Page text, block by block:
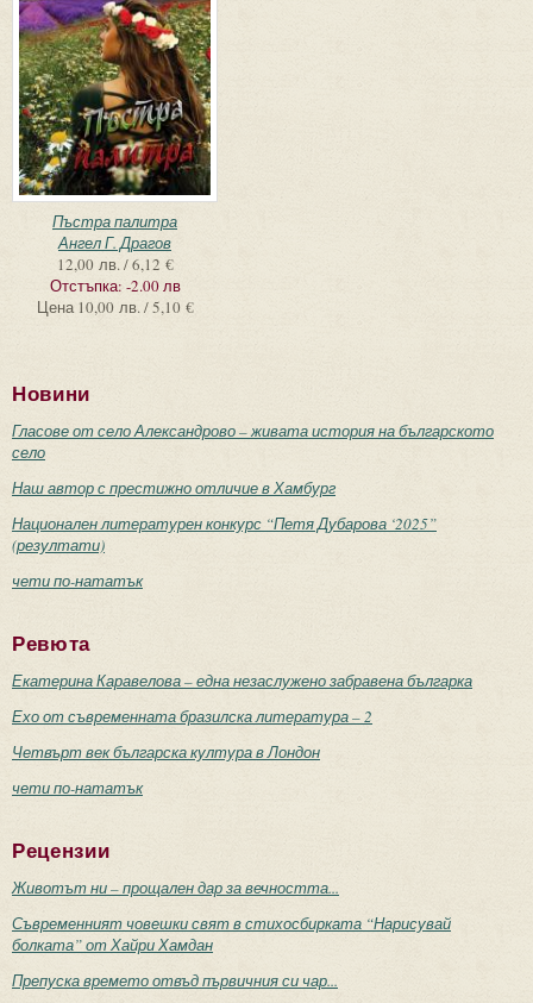
Пъстра палитра
Ангел Г. Драгов
12,00 лв. / 6,12 €
Отстъпка: -2.00 лв
Цена 10,00 лв. / 5,10 €
Новини
Гласове от село Александрово – живата история на българското
село
Наш автор с престижно отличие в Хамбург
Национален литературен конкурс “Петя Дубарова ‘2025”
(резултати)
чети по-нататък
Ревюта
Екатерина Каравелова – една незаслужено забравена българка
Ехо от съвременната бразилска литература – 2
Четвърт век българска култура в Лондон
чети по-нататък
Рецензии
Животът ни – прощален дар за вечността...
Съвременният човешки свят в стихосбирката “Нарисувай
болката” от Хайри Хамдан
Препуска времето отвъд първичния си чар...